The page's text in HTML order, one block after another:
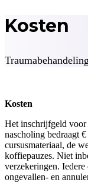
Kosten
Kosten
Het inschrijfgeld voor
nascholing bedraagt
cursusmateriaal, de
koffiepauzes. Niet
verzekeringen.
ongevallen- en